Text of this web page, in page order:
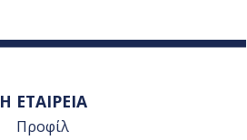
Η ΕΤΑΙΡΕΙΑ
Προφίλ